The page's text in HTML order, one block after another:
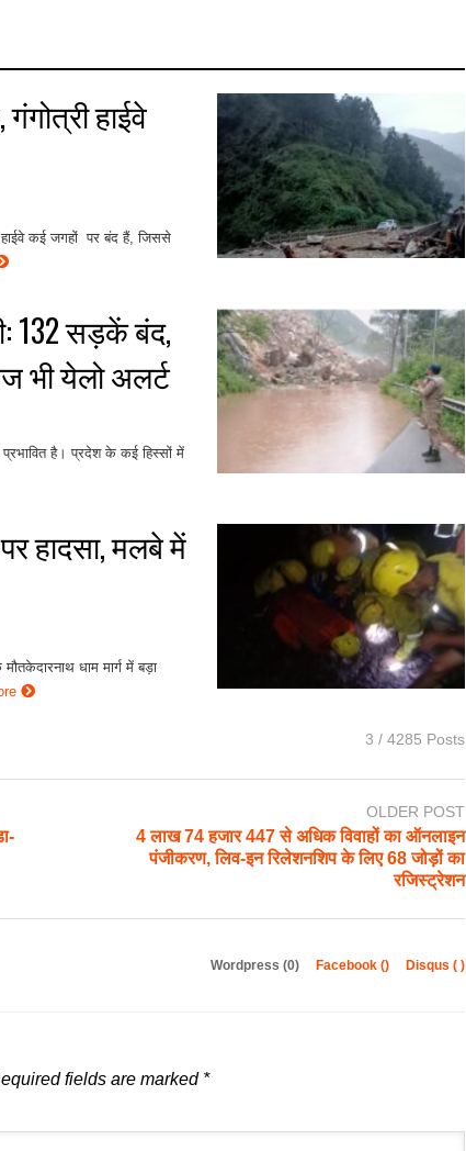
हाईवे
कई जगहों पर बंद हैं, जिससे
132 सड़कें बंद,
भी येलो अलर्ट
प्रभावित है। प्रदेश के कई हिस्सों में
हादसा, मलबे में
धाम मार्ग में बड़ा
3 / 4285 Posts
OLDER POST
4 लाख 74 हजार 447 से अधिक विवाहों का ऑनलाइन
पंजीकरण, लिव-इन रिलेशनशिप के लिए 68 जोड़ों का
रजिस्ट्रेशन
Wordpress (0) Facebook () Disqus ( )
fields are marked *